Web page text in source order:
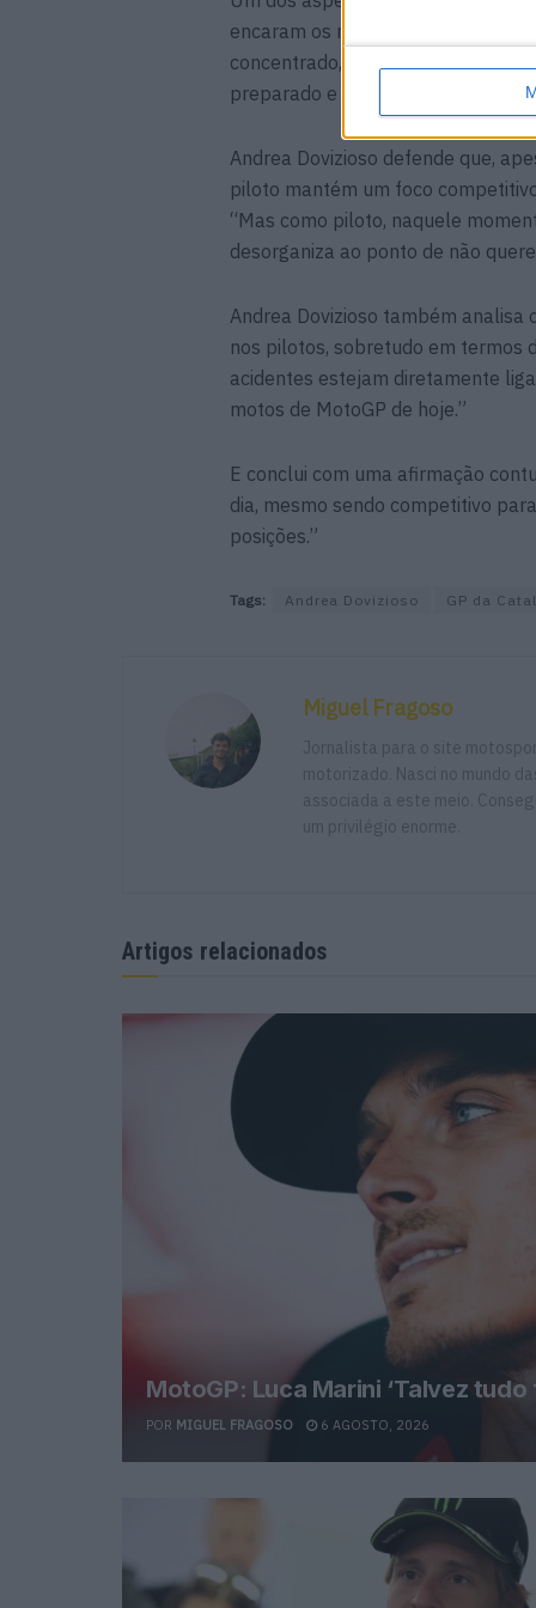
encaram os reinícios após
concentrado, estás tão focado em
preparado e sabes que tens de o
Andrea Dovizioso defende que,
piloto mantém um foco
“Mas como piloto, naquele
desorganiza ao ponto de não
Andrea Dovizioso também
nos pilotos, sobretudo em termos
acidentes estejam diretamente
motos de MotoGP de hoje.”
E conclui com uma afirmação
dia, mesmo sendo competitivo
posições.”
Tags: Andrea Dovizioso GP da
Miguel Fragoso
Jornalista para o site
motorizado. Nasci no mundo
associada a este meio.
um privilégio enorme.
Artigos relacionados
MotoGP: Luca Marini ‘Talvez
POR MIGUEL FRAGOSO 6 AGOSTO, 2026